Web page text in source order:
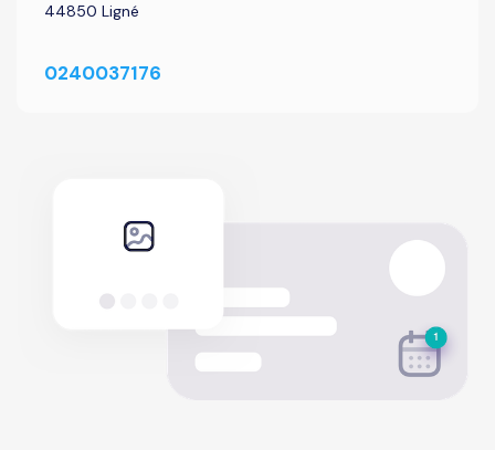
44850 Ligné
0240037176